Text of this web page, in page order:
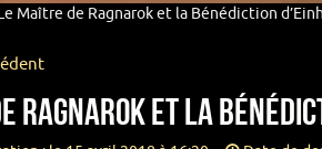
Maître de Ragnarok et la Bénédiction
Ragnarok et la